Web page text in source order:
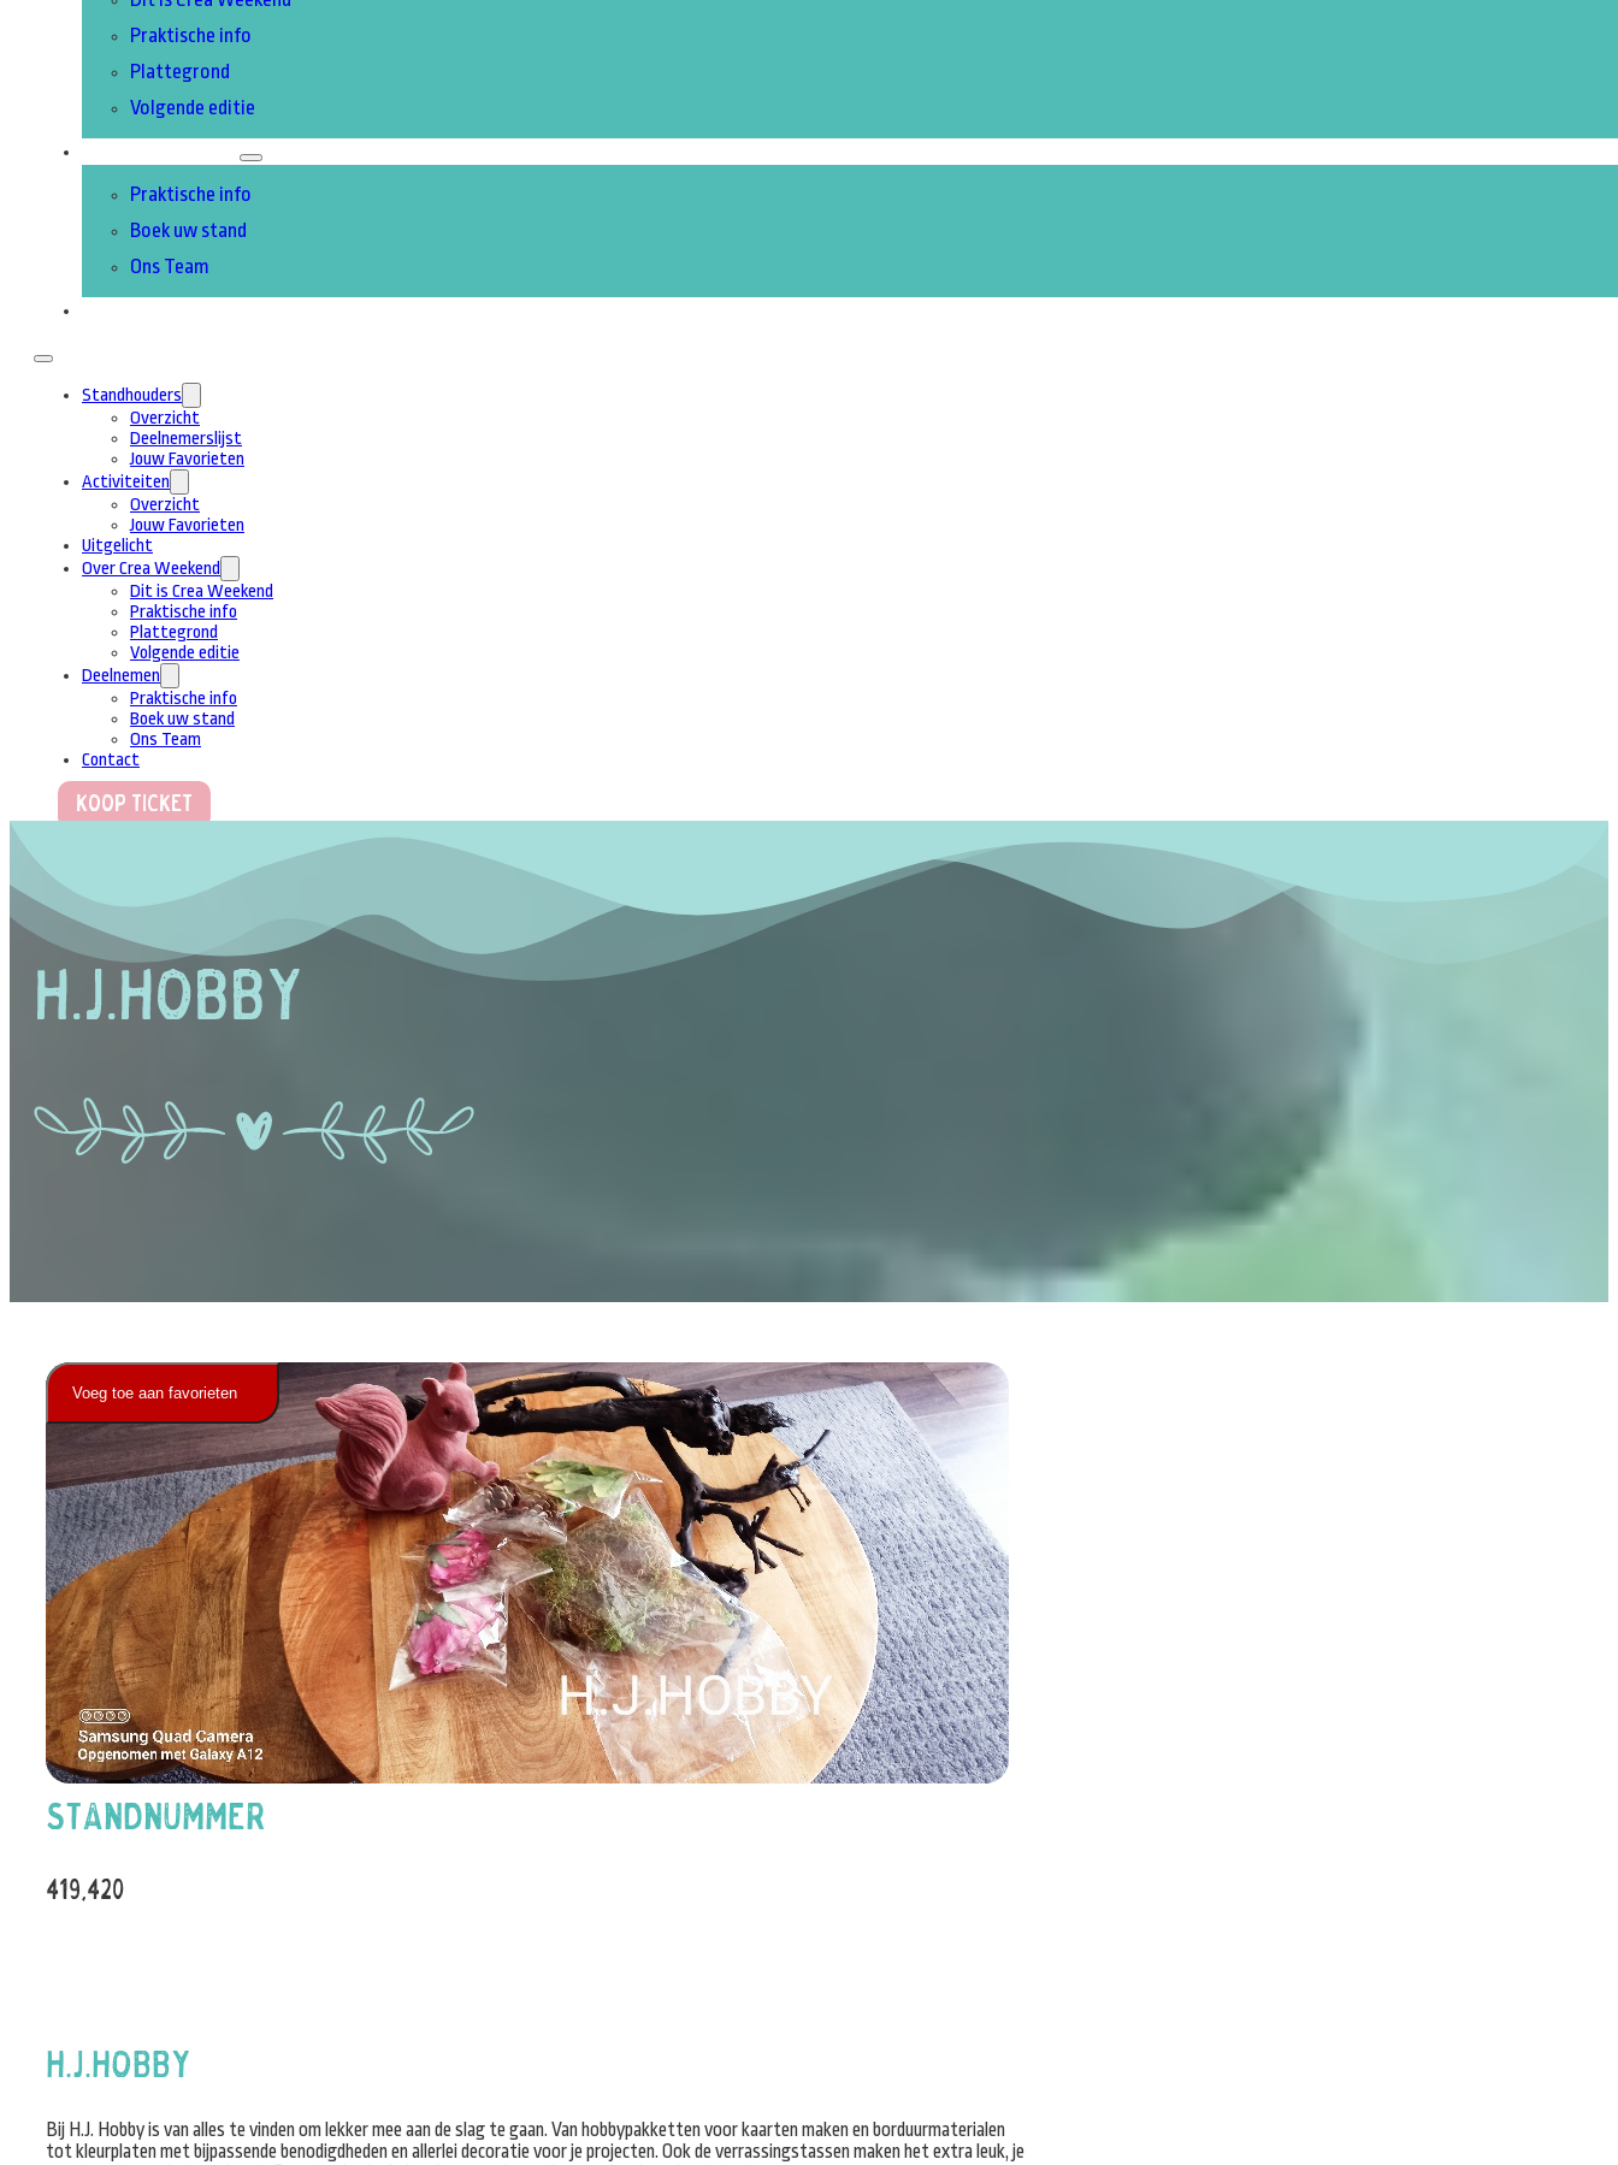
Praktische info
Plattegrond
Volgende editie
Praktische info
Boek uw stand
Ons Team
Standhouders
Overzicht
Deelnemerslijst
Jouw Favorieten
Activiteiten
Overzicht
Jouw Favorieten
Uitgelicht
Over Crea Weekend
Dit is Crea Weekend
Praktische info
Plattegrond
Volgende editie
Deelnemen
Praktische info
Boek uw stand
Ons Team
Contact
Koop Ticket
H.J.HOBBY
Standnummer
419,420
Voeg toe aan favorieten
H.J.HOBBY
Bij H.J. Hobby is van alles te vinden om lekker mee aan de slag te gaan. Van hobbypakketten voor kaarten maken en borduurmaterialen
tot kleurplaten met bijpassende benodigdheden en allerlei decoratie voor je projecten. Ook de verrassings­tassen maken het extra leuk, je